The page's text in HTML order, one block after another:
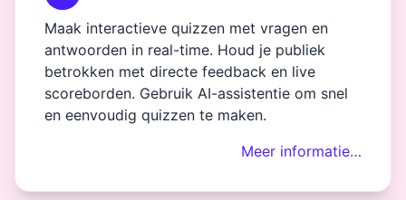
Maak interactieve quizzen met vragen en
antwoorden in real-time. Houd je publiek
betrokken met directe feedback en live
scoreborden. Gebruik AI-assistentie om snel
en eenvoudig quizzen te maken.
Meer informatie…